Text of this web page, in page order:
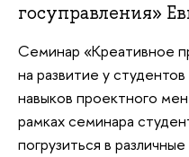
госуправления»
Семинар «Креативное
на развитие у
навыков проектного
рамках семинара
погрузиться в